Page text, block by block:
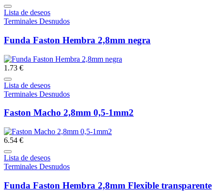
Lista de deseos
Terminales Desnudos
Funda Faston Hembra 2,8mm negra
1.73 €
Lista de deseos
Terminales Desnudos
Faston Macho 2,8mm 0,5-1mm2
6.54 €
Lista de deseos
Terminales Desnudos
Funda Faston Hembra 2,8mm Flexible transparente